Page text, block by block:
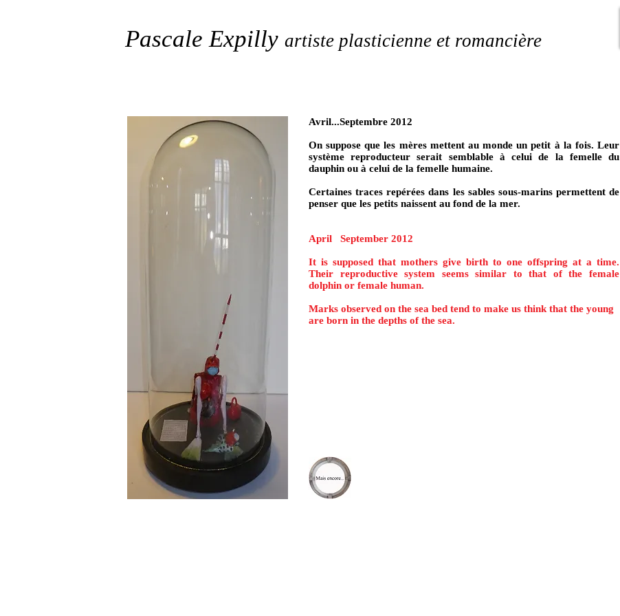
Pascale Expilly artiste plasticienne et romancière
Avril...Septembre 2012
On suppose que les mères mettent au monde un petit à la fois. Leur
système reproducteur serait semblable à celui de la femelle du
dauphin ou à celui de la femelle humaine.
Certaines traces repérées dans les sables sous-marins permettent de
penser que les petits naissent au fond de la mer.
April September 2012
It is supposed that mothers give birth to one offspring at a time.
Their reproductive system seems similar to that of the female
dolphin or female human.
Marks observed on the sea bed tend to make us think that the young
are born in the depths of the sea.